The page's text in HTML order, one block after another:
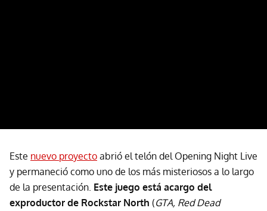
Este nuevo proyecto abrió el telón del Opening Night Live
y permaneció como uno de los más misteriosos a lo largo
de la presentación. Este juego está acargo del
exproductor de Rockstar North (GTA, Red Dead